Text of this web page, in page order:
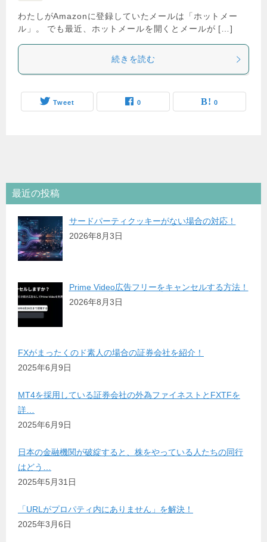
わたしがAmazonに登録していたメールは「ホットメー
ル」。 でも最近、ホットメールを開くとメールが […]
続きを読む
Tweet 0 0
最近の投稿
サードパーティクッキーがない場合の対応！
2026年8月3日
Prime Video広告フリーをキャンセルする方法！
2026年8月3日
FXがまったくのド素人の場合の証券会社を紹介！
2025年6月9日
MT4を採用している証券会社の外為ファイネストとFXTFを
詳…
2025年6月9日
日本の金融機関が破綻すると、株をやっている人たちの同行
はどう…
2025年5月31日
「URLがプロパティ内にありません」を解決！
2025年3月6日